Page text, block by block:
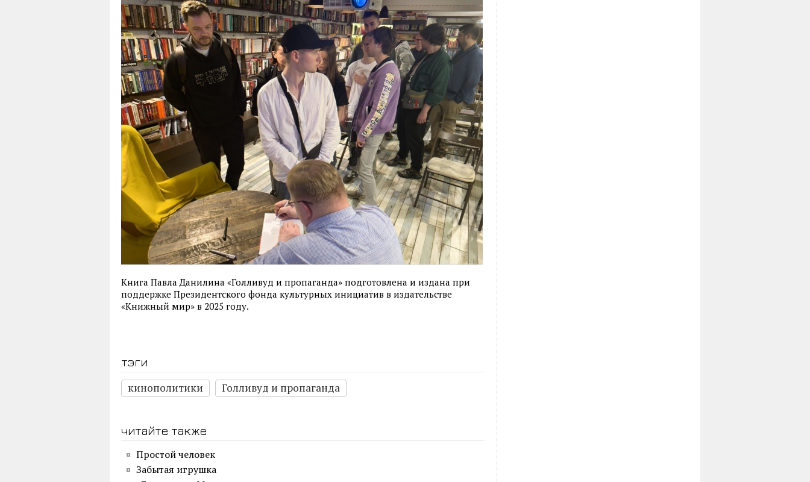
Книга Павла Данилина «Голливуд и пропаганда» подготовлена и издана при
поддержке Президентского фонда культурных инициатив в издательстве
«Книжный мир» в 2025 году.
тэги
кинополитики
Голливуд и пропаганда
читайте также
Простой человек
Забытая игрушка